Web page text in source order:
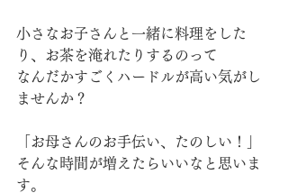
小さなお子さんと一緒に料理をした
り、お茶を淹れたりするのって
なんだかすごくハードルが高い気がし
ませんか？
「お母さんのお手伝い、たのしい！」
そんな時間が増えたらいいなと思いま
す。